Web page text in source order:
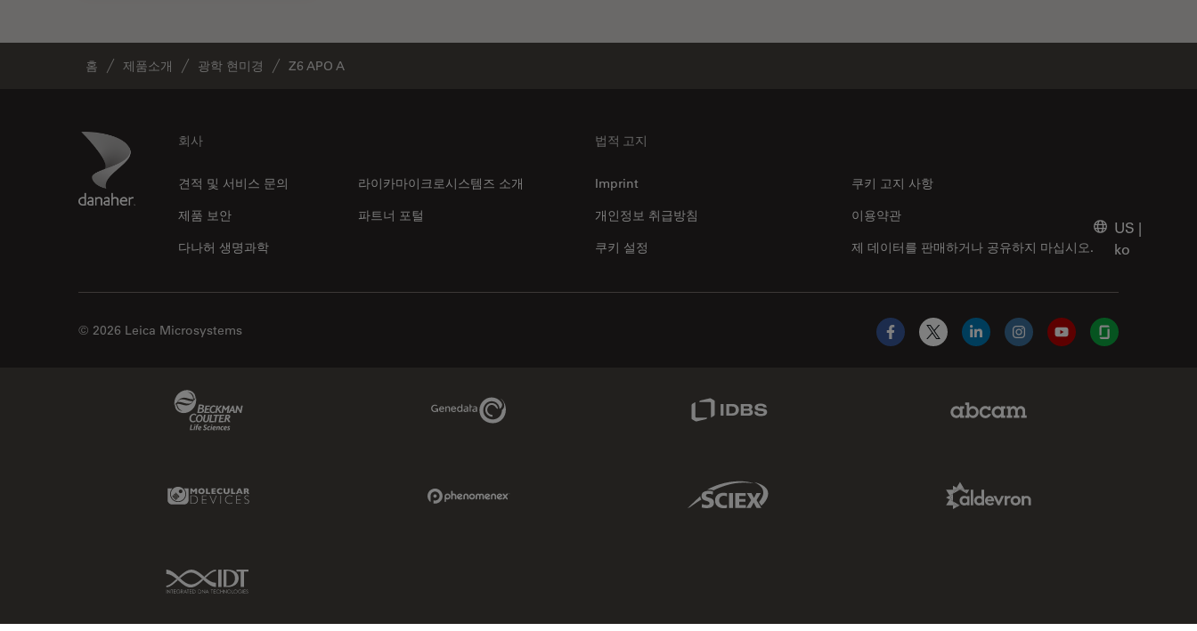
홈 제품소개 광학 현미경 Z6 APO A
Danaher Logo 회사
견적 및 서비스 문의
라이카마이크로시스템즈 소개
제품 보안
파트너 포털
다나허 생명과학
법적 고지
Imprint
쿠키 고지 사항
개인정보 취급방침
제 데이터를 판매하거나 공유하지 마십시오.
이용약관
쿠키 설정
US |
ko
© 2026 Leica Microsystems
Facebook
X LinkedInInstagramYouTubeGlassdoor
Genedata Link
Molecular Devices Link Sciex Link
IDT Link